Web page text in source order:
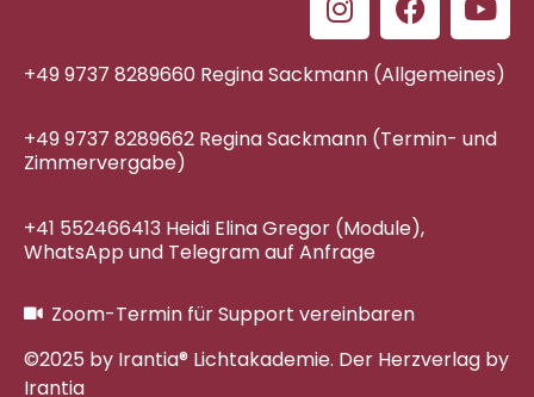
+49 9737 8289660 Regina Sackmann (Allgemeines)
+49 9737 8289662 Regina Sackmann (Termin- und
Zimmervergabe)
+41 552466413 Heidi Elina Gregor (Module),
WhatsApp und Telegram auf Anfrage
Zoom-Termin für Support vereinbaren
©2025 by Irantia® Lichtakademie. Der Herzverlag by
Irantia